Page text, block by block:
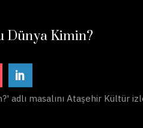
Dünya Kimin?
adlı masalını Ataşehir Kültür